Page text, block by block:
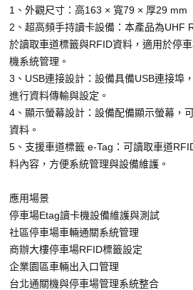
1、外觀尺寸：高163 × 寬79 × 厚29 mm
2、超高頻手持讀卡設備：本產品為UHF
於讀取車道標籤與RFID資料，適用於停
機系統管理。
3、USB連接設計：設備具備USB連接埠
進行資料傳輸與設定。
4、顯示螢幕設計：設備配備顯示螢幕，
資料。
5、支援車道標籤 e-Tag：可讀取車道
料內容，方便系統管理與設備維護。
應用場景
停車場Etag讀卡機設備維護與測試
社區停車場車輛通關系統管理
商辦大樓停車場RFID標籤設定
企業園區車輛出入口管理
台北通關機與停車場管理系統整合